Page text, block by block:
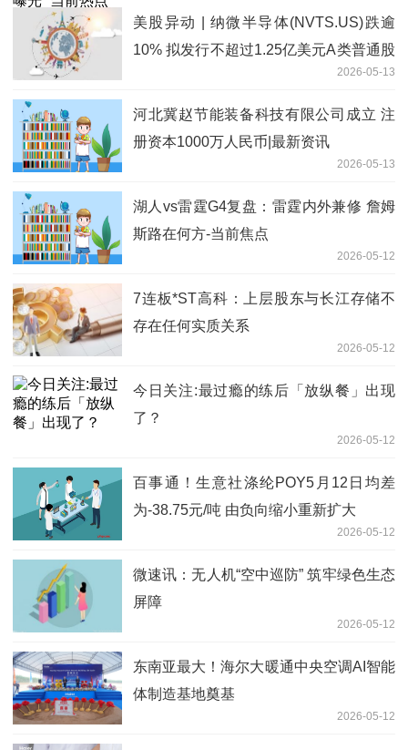
美股异动 | 纳微半导体(NVTS.US)跌逾
10% 拟发行不超过1.25亿美元A类普通股
2026-05-13
河北冀赵节能装备科技有限公司成立 注
册资本1000万人民币|最新资讯
2026-05-13
湖人vs雷霆G4复盘：雷霆内外兼修 詹姆
斯路在何方-当前焦点
2026-05-12
7连板*ST高科：上层股东与长江存储不
存在任何实质关系
2026-05-12
今日关注:最过瘾的练后「放纵餐」出现
了？
2026-05-12
百事通！生意社涤纶POY5月12日均差
为-38.75元/吨 由负向缩小重新扩大
2026-05-12
微速讯：无人机“空中巡防” 筑牢绿色生态
屏障
2026-05-12
东南亚最大！海尔大暖通中央空调AI智能
体制造基地奠基
2026-05-12